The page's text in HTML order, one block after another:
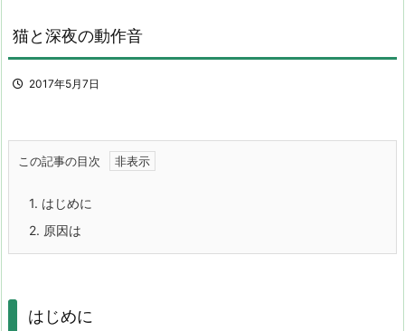
猫と深夜の動作音
2017年5月7日
この記事の目次
1. はじめに
2. 原因は
はじめに